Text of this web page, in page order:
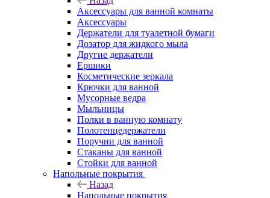
Аксессуары для ванной комнаты
Аксессуары
Держатели для туалетной бумаги
Дозатор для жидкого мыла
Другие держатели
Ершики
Косметические зеркала
Крючки для ванной
Мусорные ведра
Мыльницы
Полки в ванную комнату
Полотенцедержатели
Поручни для ванной
Стаканы для ванной
Стойки для ванной
Напольные покрытия
Назад
Напольные покрытия